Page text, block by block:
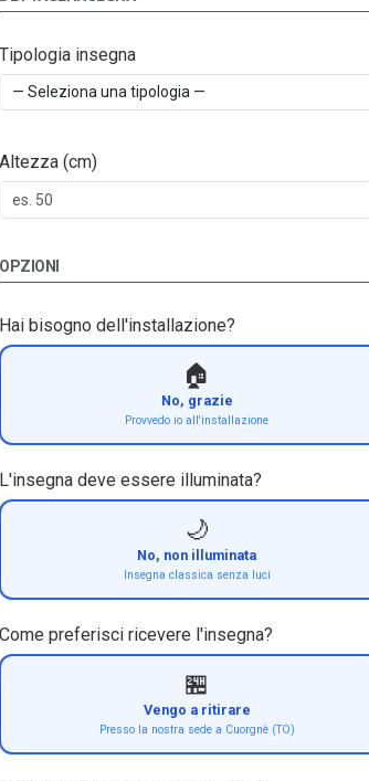
Tipologia insegna
Altezza (cm)
OPZIONI
Hai bisogno dell'installazione?
🏠
No, grazie
Provvedo io all'installazione
L'insegna deve essere illuminata?
🌙
No, non illuminata
Insegna classica senza luci
Come preferisci ricevere l'insegna?
🏪
Vengo a ritirare
Presso la nostra sede a Cuorgnè (TO)